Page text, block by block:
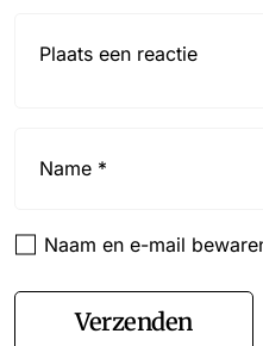
Naam en e-mail
Verzenden